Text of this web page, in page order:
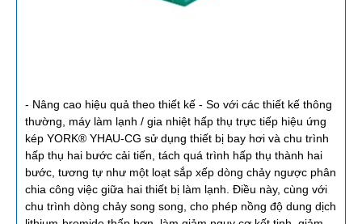
- Nâng cao hiệu quả theo thiết kế - So với các thiết kế thông
thường, máy làm lạnh / gia nhiệt hấp thụ trực tiếp hiệu ứng
kép YORK® YHAU-CG sử dụng thiết bị bay hơi và chu trình
hấp thụ hai bước cải tiến, tách quá trình hấp thụ thành hai
bước, tương tự như một loạt sắp xếp dòng chảy ngược phân
chia công việc giữa hai thiết bị làm lạnh. Điều này, cùng với
chu trình dòng chảy song song, cho phép nồng độ dung dịch